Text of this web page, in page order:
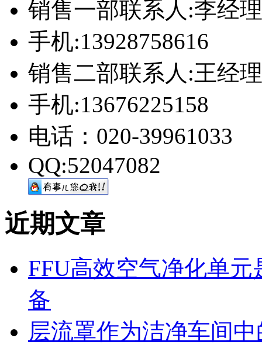
销售一部联系人:李经理
手机:13928758616
销售二部联系人:王经理
手机:13676225158
电话：020-39961033
QQ:52047082
近期文章
FFU高效空气净化单
备
层流罩作为洁净车间